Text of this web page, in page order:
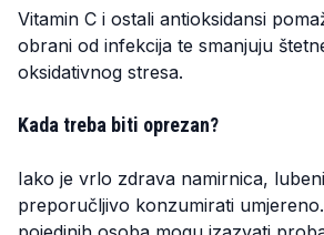
Vitamin C i ostali antioksidansi
obrani od infekcija te smanjuju
oksidativnog stresa.
Kada treba biti oprezan?
Iako je vrlo zdrava namirnica,
preporučljivo konzumirati